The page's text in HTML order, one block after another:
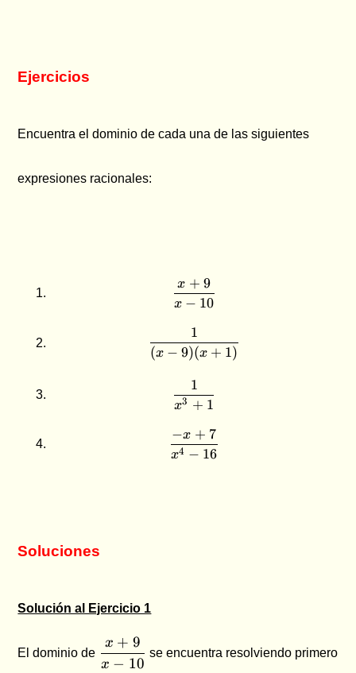
Ejercicios
Encuentra el dominio de cada una de las siguientes
expresiones racionales:
\dfrac{x+9}{x-10}
x − 10
x + 9
\dfrac{1}{(x-9)(x+1)}
(x − 9)(x + 1)
1
\dfrac{1}{x^3+1}
x3 + 1
1
\dfrac{-x+7}{x^4 - 16}
x4 − 16
−x + 7
Soluciones
Solución al Ejercicio 1
El dominio de
\dfrac{x+9}
{x-10}
x − 10
x + 9
se encuentra resolviendo primero